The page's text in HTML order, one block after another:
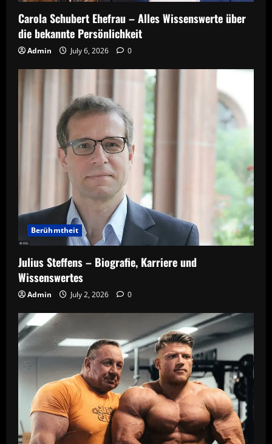
Carola Schubert Ehefrau – Alles Wissenswerte über
die bekannte Persönlichkeit
Admin July 6, 2026 0
Berühmtheit
Julius Steffens – Biografie, Karriere und
Wissenswertes
Admin July 2, 2026 0